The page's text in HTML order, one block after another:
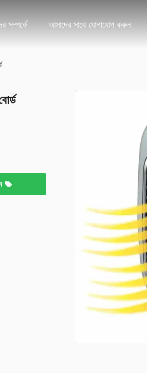
সম্পর্কে আমাদের সাথে যোগাযোগ করুন